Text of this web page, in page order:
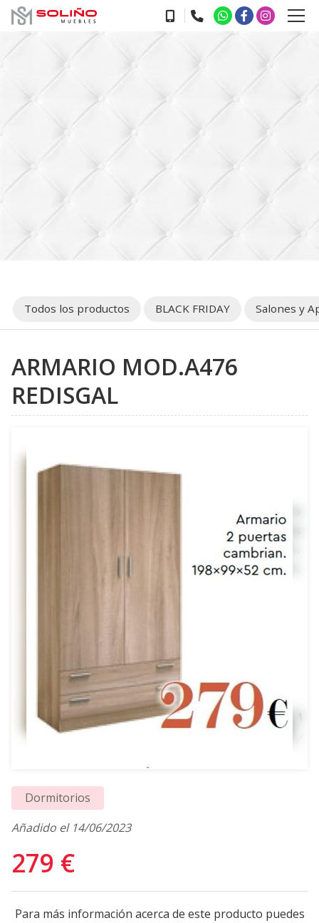
Todos los productos BLACK FRIDAY Salones y
ARMARIO MOD.A476
REDISGAL
Dormitorios
Añadido el 14/06/2023
279 €
Para más información acerca de este producto puedes